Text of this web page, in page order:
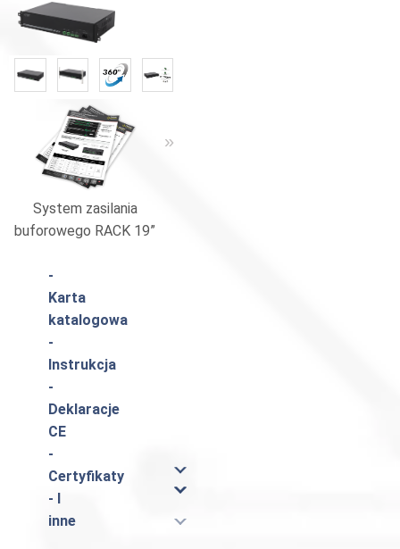
System zasilania
buforowego RACK 19”
»
-
Karta
katalogowa
-
Instrukcja
-
Deklaracje
CE
-
Certyfikaty
- I
inne